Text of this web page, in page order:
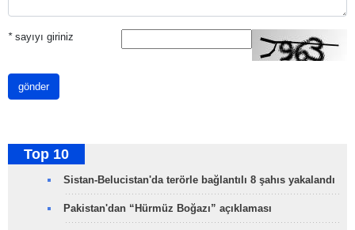
*sayıyı giriniz
gönder
Top 10
Sistan-Belucistan'da terörle bağlantılı 8 şahıs yakalandı
Pakistan'dan “Hürmüz Boğazı” açıklaması